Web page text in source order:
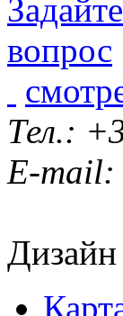
Тел.:
E-mail:
Дизайн